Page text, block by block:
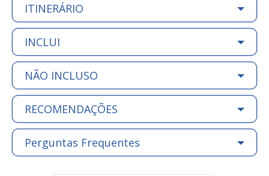
ITINERÁRIO
INCLUI
NÃO INCLUSO
RECOMENDAÇÕES
Perguntas Frequentes